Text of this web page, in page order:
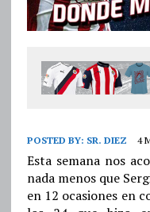
POSTED BY: SR. DIEZ 4
Esta semana nos
nada menos que
en 12 ocasiones en